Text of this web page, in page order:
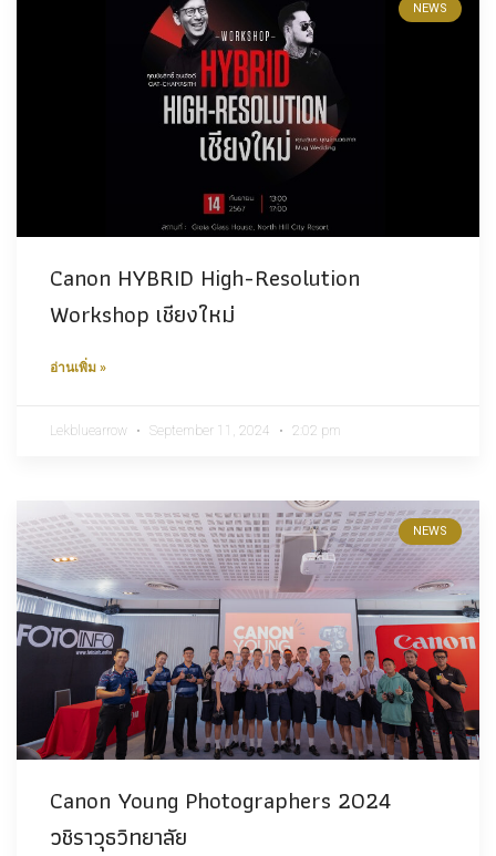
NEWS
Canon HYBRID High-Resolution
Workshop เชียงใหม่
อ่านเพิ่ม »
Lekbluearrow September 11, 2024 2:02 pm
NEWS
Canon Young Photographers 2024
วชิราวุธวิทยาลัย